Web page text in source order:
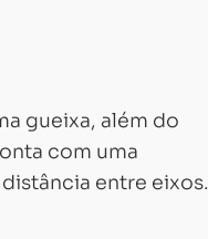
gueixa, além do
com uma
entre eixos.